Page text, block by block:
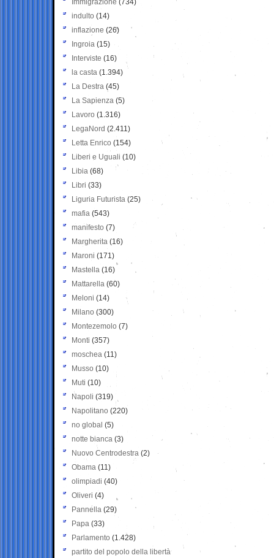
Immigrazione (734)
indulto (14)
inflazione (26)
Ingroia (15)
Interviste (16)
la casta (1.394)
La Destra (45)
La Sapienza (5)
Lavoro (1.316)
LegaNord (2.411)
Letta Enrico (154)
Liberi e Uguali (10)
Libia (68)
Libri (33)
Liguria Futurista (25)
mafia (543)
manifesto (7)
Margherita (16)
Maroni (171)
Mastella (16)
Mattarella (60)
Meloni (14)
Milano (300)
Montezemolo (7)
Monti (357)
moschea (11)
Musso (10)
Muti (10)
Napoli (319)
Napolitano (220)
no global (5)
notte bianca (3)
Nuovo Centrodestra (2)
Obama (11)
olimpiadi (40)
Oliveri (4)
Pannella (29)
Papa (33)
Parlamento (1.428)
partito del popolo della libertà